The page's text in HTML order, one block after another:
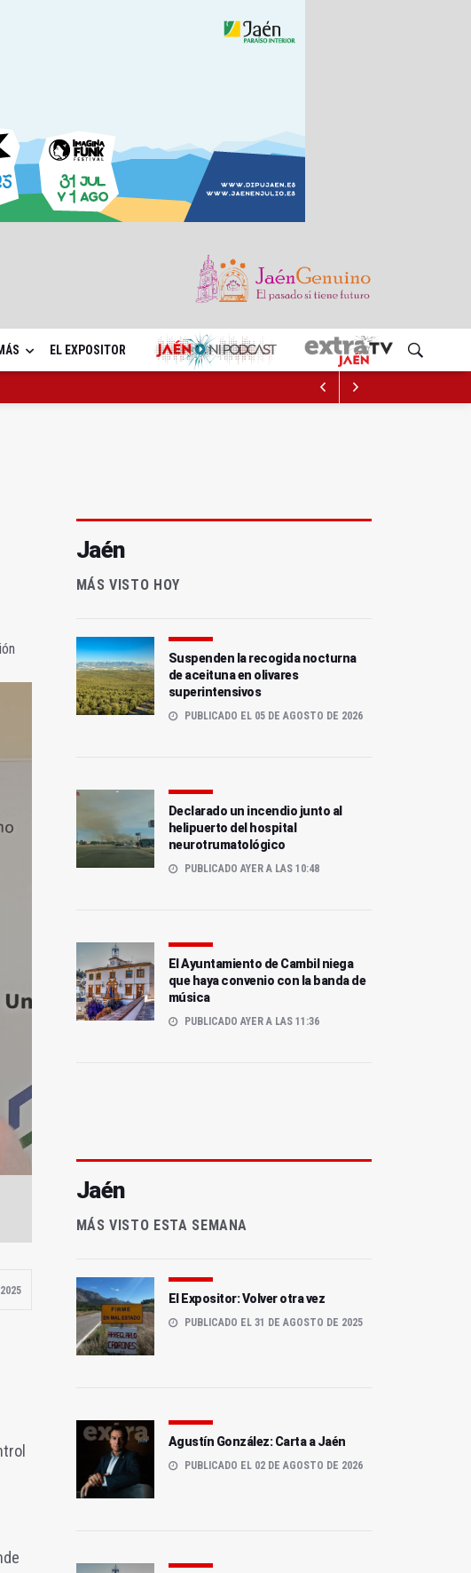
EL EXPOSITOR
Jaén
MÁS VISTO HOY
Suspenden la recogida nocturna
de aceituna en olivares
superintensivos
PUBLICADO EL 05 DE AGOSTO DE 2026
Declarado un incendio junto al
helipuerto del hospital
neurotrumatológico
PUBLICADO AYER A LAS 10:48
El Ayuntamiento de Cambil niega
que haya convenio con la banda de
música
PUBLICADO AYER A LAS 11:36
Jaén
MÁS VISTO ESTA SEMANA
El Expositor: Volver otra vez
PUBLICADO EL 31 DE AGOSTO DE 2025
Agustín González: Carta a Jaén
PUBLICADO EL 02 DE AGOSTO DE 2026